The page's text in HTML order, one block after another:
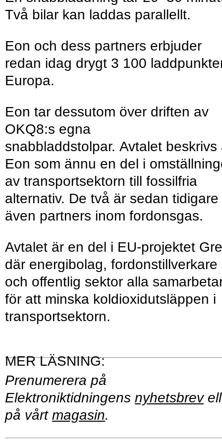
Två bilar kan laddas parallellt.
Eon och dess partners erbjuder
redan idag drygt 3 100
Europa.
Eon tar dessutom över driften av
OKQ8:s egna
snabbladdstolpar. Avtalet beskrivs
Eon som ännu en del i
av transportsektorn till fossilfria
alternativ. De två är sedan tidigare
även partners inom fordonsgas.
Avtalet är en del i EU-projektet
där energibolag, fordonstillverkare
och offentlig sektor alla
för att minska koldioxidutsläppen i
transportsektorn.
Prenumerera på
Elektroniktidningens nyhetsbrev
på vårt magasin.